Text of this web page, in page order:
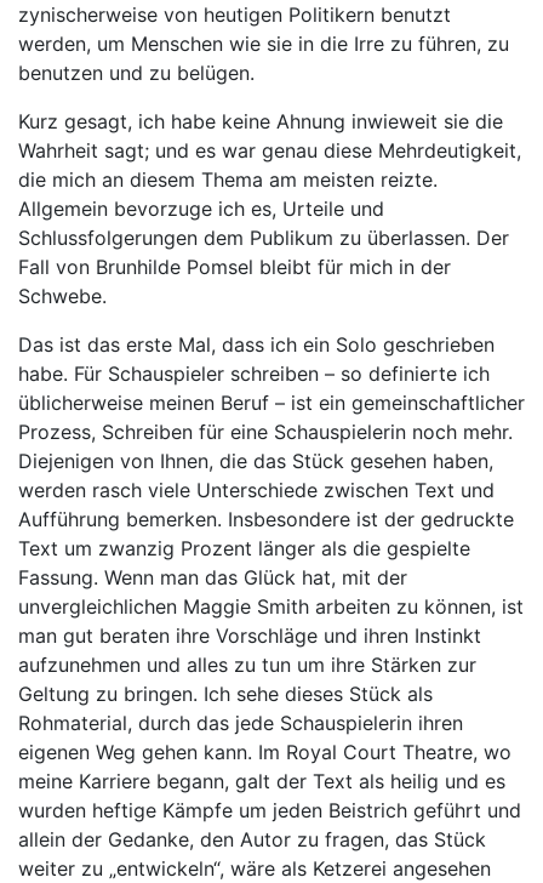
zynischerweise von heutigen Politikern benutzt
werden, um Menschen wie sie in die Irre zu führen, zu
benutzen und zu belügen.
Kurz gesagt, ich habe keine Ahnung inwieweit sie die
Wahrheit sagt; und es war genau diese Mehrdeutigkeit,
die mich an diesem Thema am meisten reizte.
Allgemein bevorzuge ich es, Urteile und
Schlussfolgerungen dem Publikum zu überlassen. Der
Fall von Brunhilde Pomsel bleibt für mich in der
Schwebe.
Das ist das erste Mal, dass ich ein Solo geschrieben
habe. Für Schauspieler schreiben – so definierte ich
üblicherweise meinen Beruf – ist ein gemeinschaftlicher
Prozess, Schreiben für eine Schauspielerin noch mehr.
Diejenigen von Ihnen, die das Stück gesehen haben,
werden rasch viele Unterschiede zwischen Text und
Aufführung bemerken. Insbesondere ist der gedruckte
Text um zwanzig Prozent länger als die gespielte
Fassung. Wenn man das Glück hat, mit der
unvergleichlichen Maggie Smith arbeiten zu können, ist
man gut beraten ihre Vorschläge und ihren Instinkt
aufzunehmen und alles zu tun um ihre Stärken zur
Geltung zu bringen. Ich sehe dieses Stück als
Rohmaterial, durch das jede Schauspielerin ihren
eigenen Weg gehen kann. Im Royal Court Theatre, wo
meine Karriere begann, galt der Text als heilig und es
wurden heftige Kämpfe um jeden Beistrich geführt und
allein der Gedanke, den Autor zu fragen, das Stück
weiter zu „entwickeln“, wäre als Ketzerei angesehen